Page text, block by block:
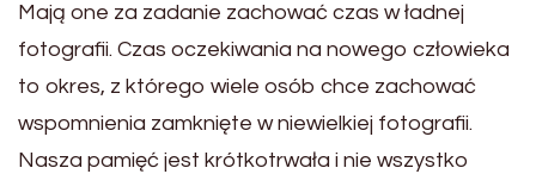
Mają one za zadanie zachować czas w ładnej
fotografii. Czas oczekiwania na nowego człowieka
to okres, z którego wiele osób chce zachować
wspomnienia zamknięte w niewielkiej fotografii.
Nasza pamięć jest krótkotrwała i nie wszystko